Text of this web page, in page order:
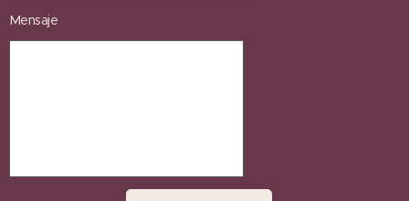
Mensaje